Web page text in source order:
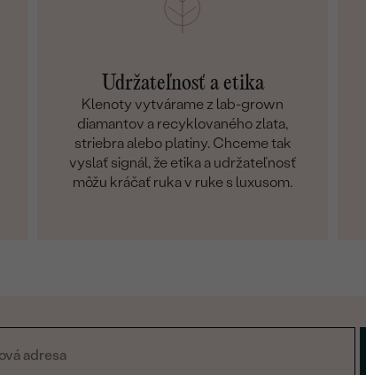
Udržateľnosť a etika
Klenoty vytvárame z lab-grown
diamantov a recyklovaného zlata,
striebra alebo platiny. Chceme tak
vyslať signál, že etika a udržateľnosť
môžu kráčať ruka v ruke s luxusom.